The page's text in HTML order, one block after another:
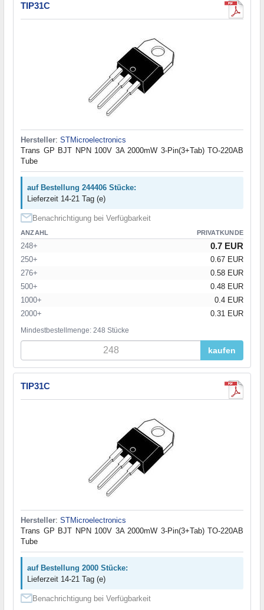
TIP31C
Hersteller: STMicroelectronics
Trans GP BJT NPN 100V 3A 2000mW 3-Pin(3+Tab) TO-220AB
Tube
auf Bestellung 244406 Stücke:
Lieferzeit 14-21 Tag (e)
Benachrichtigung bei Verfügbarkeit
ANZAHL PRIVATKUNDE
248+ 0.7 EUR
250+
0.67 EUR
276+
0.58 EUR
500+
0.48 EUR
1000+
0.4 EUR
2000+
0.31 EUR
Mindestbestellmenge: 248 Stücke
kaufen
TIP31C
Hersteller: STMicroelectronics
Trans GP BJT NPN 100V 3A 2000mW 3-Pin(3+Tab) TO-220AB
Tube
auf Bestellung 2000 Stücke:
Lieferzeit 14-21 Tag (e)
Benachrichtigung bei Verfügbarkeit